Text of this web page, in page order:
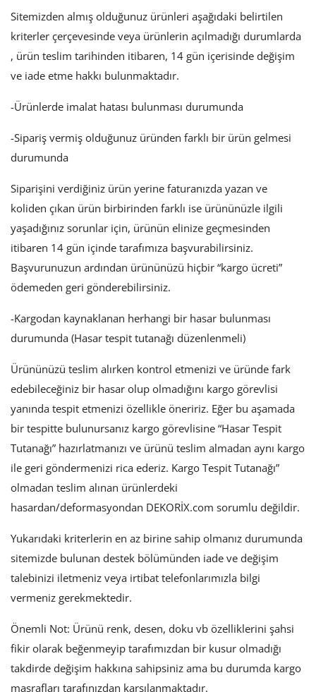
Sitemizden almış olduğunuz ürünleri aşağıdaki belirtilen
kriterler çerçevesinde veya ürünlerin açılmadığı durumlarda
, ürün teslim tarihinden itibaren, 14 gün içerisinde değişim
ve iade etme hakkı bulunmaktadır.
-Ürünlerde imalat hatası bulunması durumunda
-Sipariş vermiş olduğunuz üründen farklı bir ürün gelmesi
durumunda
Siparişini verdiğiniz ürün yerine faturanızda yazan ve
koliden çıkan ürün birbirinden farklı ise ürününüzle ilgili
yaşadığınız sorunlar için, ürünün elinize geçmesinden
itibaren 14 gün içinde tarafımıza başvurabilirsiniz.
Başvurunuzun ardından ürününüzü hiçbir “kargo ücreti”
ödemeden geri gönderebilirsiniz.
-Kargodan kaynaklanan herhangi bir hasar bulunması
durumunda (Hasar tespit tutanağı düzenlenmeli)
Ürününüzü teslim alırken kontrol etmenizi ve üründe fark
edebileceğiniz bir hasar olup olmadığını kargo görevlisi
yanında tespit etmenizi özellikle öneririz. Eğer bu aşamada
bir tespitte bulunursanız kargo görevlisine “Hasar Tespit
Tutanağı” hazırlatmanızı ve ürünü teslim almadan aynı kargo
ile geri göndermenizi rica ederiz. Kargo Tespit Tutanağı”
olmadan teslim alınan ürünlerdeki
hasardan/deformasyondan DEKORİX.com sorumlu değildir.
Yukarıdaki kriterlerin en az birine sahip olmanız durumunda
sitemizde bulunan destek bölümünden iade ve değişim
talebinizi iletmeniz veya irtibat telefonlarımızla bilgi
vermeniz gerekmektedir.
Önemli Not: Ürünü renk, desen, doku vb özelliklerini şahsi
fikir olarak beğenmeyip tarafımızdan bir kusur olmadığı
takdirde değişim hakkına sahipsiniz ama bu durumda kargo
masrafları tarafınızdan karşılanmaktadır.